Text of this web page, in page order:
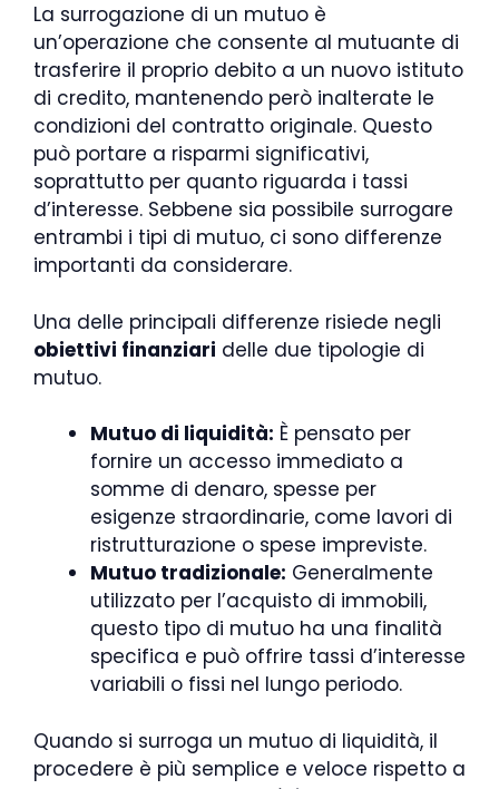
La surrogazione di un mutuo è
un’operazione che consente al mutuante di
trasferire il proprio debito a un nuovo istituto
di credito, mantenendo però inalterate le
condizioni del contratto originale. Questo
può portare a risparmi significativi,
soprattutto per quanto riguarda i tassi
d’interesse. Sebbene sia possibile surrogare
entrambi i tipi di mutuo, ci sono differenze
importanti da considerare.
Una delle principali differenze risiede negli
obiettivi finanziari delle due tipologie di
mutuo.
Mutuo di liquidità: È pensato per
fornire un accesso immediato a
somme di denaro, spesse per
esigenze straordinarie, come lavori di
ristrutturazione o spese impreviste.
Mutuo tradizionale: Generalmente
utilizzato per l’acquisto di immobili,
questo tipo di mutuo ha una finalità
specifica e può offrire tassi d’interesse
variabili o fissi nel lungo periodo.
Quando si surroga un mutuo di liquidità, il
procedere è più semplice e veloce rispetto a